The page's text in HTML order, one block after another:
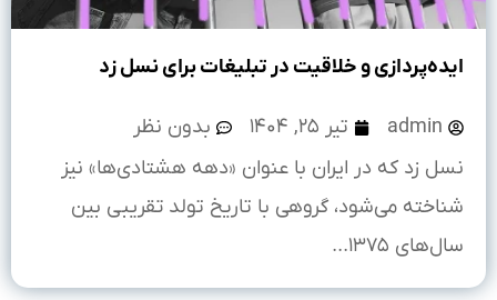
ایده‌پردازی و خلاقیت در تبلیغات برای نسل زد
admin تیر ۲۵, ۱۴۰۴
بدون نظر
نسل زد که در ایران با عنوان «دهه هشتادی‌ها» نیز
شناخته می‌شود، گروهی با تاریخ تولد تقریبی بین
سال‌های ۱۳۷۵...